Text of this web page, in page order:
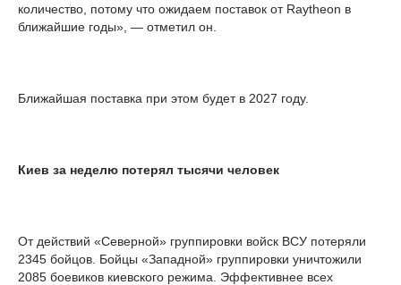
количество, потому что ожидаем поставок от Raytheon в
ближайшие годы», — отметил он.
Ближайшая поставка при этом будет в 2027 году.
Киев за неделю потерял тысячи человек
От действий «Северной» группировки войск ВСУ потеряли
2345 бойцов. Бойцы «Западной» группировки уничтожили
2085 боевиков киевского режима. Эффективнее всех